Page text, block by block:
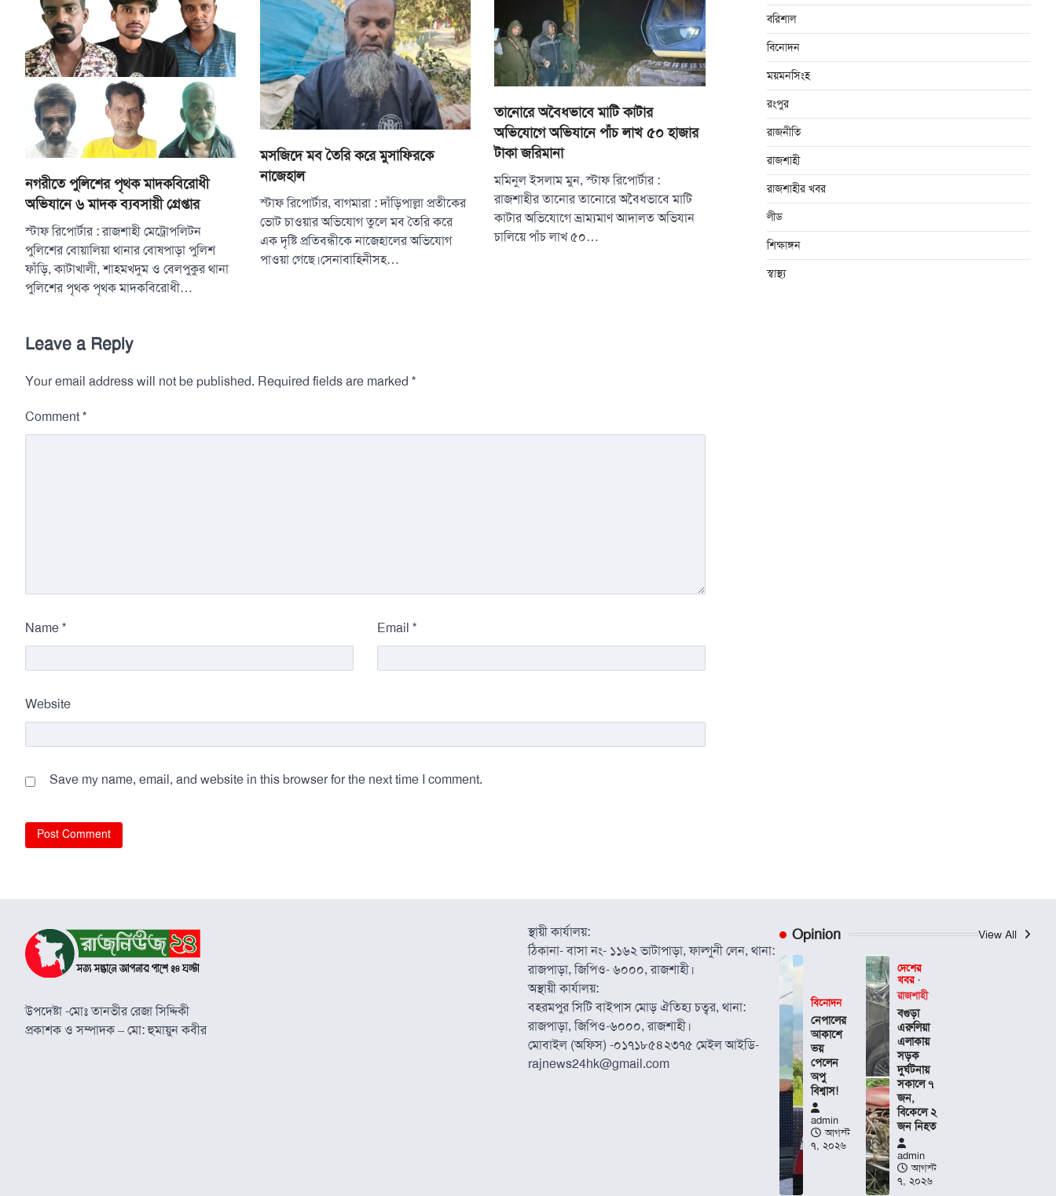
নগরীতে পুলিশের পৃথক মাদকবিরোধী
অভিযানে ৬ মাদক ব্যবসায়ী গ্রেপ্তার
স্টাফ রিপোর্টার : রাজশাহী মেট্রোপলিটন
পুলিশের বোয়ালিয়া থানার বোষপাড়া পুলিশ
ফাঁড়ি, কাটাখালী, শাহমখদুম ও বেলপুকুর থানা
পুলিশের পৃথক পৃথক মাদকবিরোধী…
মসজিদে মব তৈরি করে মুসাফিরকে
নাজেহাল
স্টাফ রিপোর্টার, বাগমারা : দাঁড়িপাল্লা প্রতীকের
ভোট চাওয়ার অভিযোগ তুলে মব তৈরি করে
এক দৃষ্টি প্রতিবন্ধীকে নাজেহালের অভিযোগ
পাওয়া গেছে।সেনাবাহিনীসহ…
তানোরে অবৈধভাবে মাটি কাটার
অভিযোগে অভিযানে পাঁচ লাখ ৫০ হাজার
টাকা জরিমানা
মমিনুল ইসলাম মুন, স্টাফ রিপোর্টার :
রাজশাহীর তানোর তানোরে অবৈধভাবে মাটি
কাটার অভিযোগে ভ্রাম্যমাণ আদালত অভিযান
চালিয়ে পাঁচ লাখ ৫০…
Leave a Reply
Your email address will not be published. Required fields are marked *
Comment *
Name * Email *
Website
Save my name, email, and website in this browser for the next time I comment.
বরিশাল
বিনোদন
ময়মনসিংহ
রংপুর
রাজনীতি
রাজশাহী
রাজশাহীর খবর
লীড
শিক্ষাঙ্গন
স্বাস্থ্য
উপদেষ্টা -মোঃ তানভীর রেজা সিদ্দিকী
প্রকাশক ও সম্পাদক – মো: হুমায়ুন কবীর
স্থায়ী কার্যালয়:
ঠিকানা- বাসা নং- ১১৬২ ভাটাপাড়া, ফাল্গুনী লেন, থানা:
রাজপাড়া, জিপিও- ৬০০০, রাজশাহী।
অস্থায়ী কার্যালয়:
বহরমপুর সিটি বাইপাস মোড় ঐতিহ্য চত্বর, থানা:
রাজপাড়া, জিপিও-৬০০০, রাজশাহী।
মোবাইল (অফিস) -০১৭১৮৫৪২৩৭৫ মেইল আইডি-
rajnews24hk@gmail.com
Opinion View All
বিনোদন
নেপালের
আকাশে
ভয়
পেলেন
অপু
বিশ্বাস!
admin
আগস্ট
৭, ২০২৬
দেশের
খবর
রাজশাহী
বগুড়া
এরুলিয়া
এলাকায়
সড়ক
দুর্ঘট্নায়
সকালে ৭
জন,
বিকেলে ২
জন নিহত
admin
আগস্ট
৭, ২০২৬